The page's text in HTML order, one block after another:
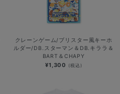
クレーンゲーム/ブリスター風キーホ
ルダー/DB.スターマン＆DB.キララ＆
BART＆CHAPY
¥1,300 (税込)